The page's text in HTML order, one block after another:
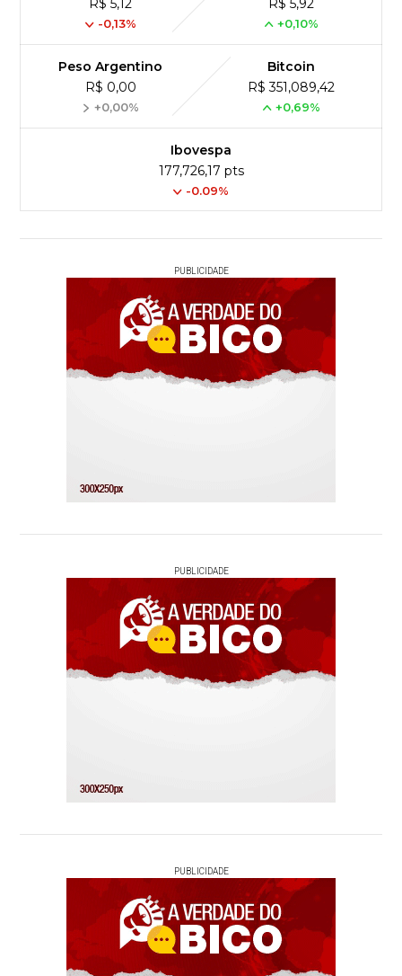
R$ 5,12
-0,13%
R$ 5,92
+0,10%
Peso Argentino
R$ 0,00
+0,00%
Bitcoin
R$ 351,089,42
+0,69%
Ibovespa
177,726,17 pts
-0.09%
PUBLICIDADE
PUBLICIDADE
PUBLICIDADE